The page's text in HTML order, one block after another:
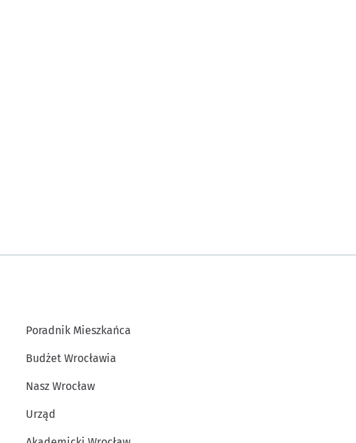
Poradnik Mieszkańca
Budżet Wrocławia
Nasz Wrocław
Urząd